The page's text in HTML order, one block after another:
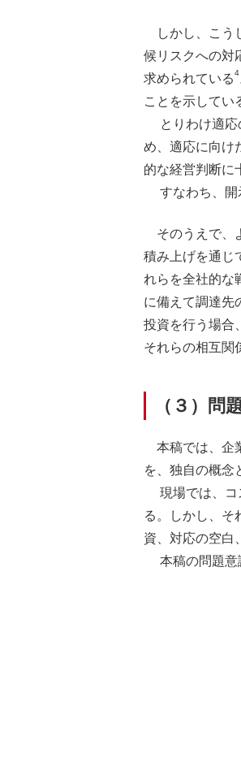
しかし、こう
候リスクへの対
求められている4
ことを示してい
とりわけ適応
め、適応に向け
的な経営判断に
すなわち、開
そのうえで、
積み上げを通じ
れらを全社的な
に備えて調達先
投資を行う場合
それらの相互関
（３）問
本稿では、企
を、独自の概念
現場では、コ
る。しかし、そ
資、対応の空白
本稿の問題意